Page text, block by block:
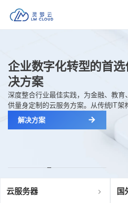
企业数字化转型的首
决方案
深度整合行业最佳实践，为金融、教
供量身定制的云服务方案。从传统IT架
移，我们帮助企业实现真正的数字化
势。
解决方案
云服务器 国